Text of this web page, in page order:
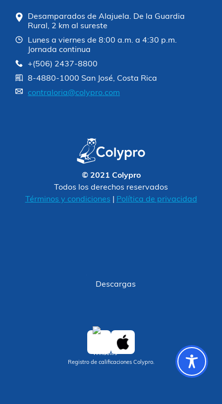
Desamparados de Alajuela. De la Guardia
Rural, 2 km al sureste
Lunes a viernes de 8:00 a.m. a 4:30 p.m.
Jornada continua
+(506) 2437-8800
8-4880-1000 San José, Costa Rica
contraloria@colypro.com
© 2021 Colypro
Todos los derechos reservados
Términos y condiciones
Política de privacidad
Descargas
Registro de calificaciones Colypro.